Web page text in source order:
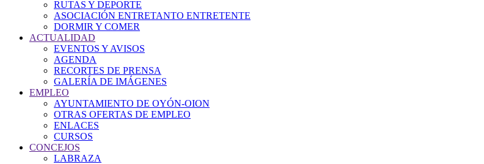
RUTAS Y DEPORTE
ASOCIACIÓN ENTRETANTO ENTRETENTE
DORMIR Y COMER
ACTUALIDAD
EVENTOS Y AVISOS
AGENDA
RECORTES DE PRENSA
GALERÍA DE IMÁGENES
EMPLEO
AYUNTAMIENTO DE OYÓN-OION
OTRAS OFERTAS DE EMPLEO
ENLACES
CURSOS
CONCEJOS
LABRAZA